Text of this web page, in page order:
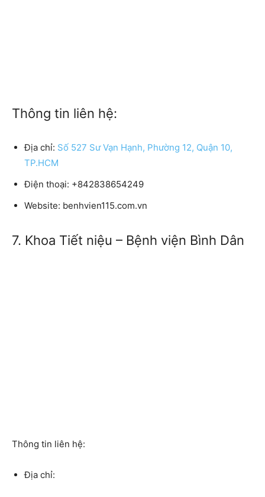
Thông tin liên hệ:
Địa chỉ: Số 527 Sư Vạn Hạnh, Phường 12, Quận 10,
TP.HCM
Điện thoại: +842838654249
Website: benhvien115.com.vn
7. Khoa Tiết niệu – Bệnh viện Bình Dân
Thông tin liên hệ:
Địa chỉ: